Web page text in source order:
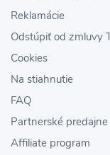
Reklamácie
Odstúpiť od zmluvy
Cookies
Na stiahnutie
FAQ
Partnerské predajne
Affiliate program